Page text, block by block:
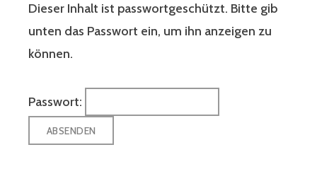
Dieser Inhalt ist passwortgeschützt. Bitte gib
unten das Passwort ein, um ihn anzeigen zu
können.
Passwort: